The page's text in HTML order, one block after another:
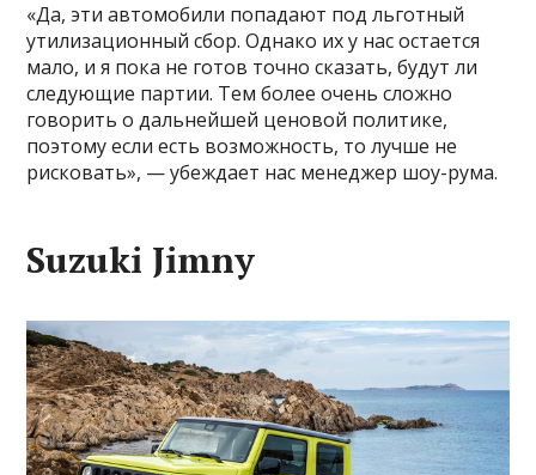
«Да, эти автомобили попадают под льготный
утилизационный сбор. Однако их у нас остается
мало, и я пока не готов точно сказать, будут ли
следующие партии. Тем более очень сложно
говорить о дальнейшей ценовой политике,
поэтому если есть возможность, то лучше не
рисковать», — убеждает нас менеджер шоу-рума.
Suzuki Jimny